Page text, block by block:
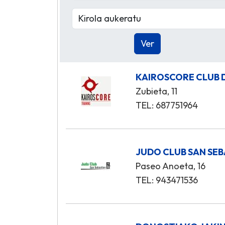
KAIROSCORE CLUB
Zubieta, 11
TEL: 687751964
JUDO CLUB SAN
Paseo Anoeta, 16
TEL: 943471536